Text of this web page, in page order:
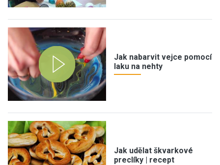
Jak nabarvit vejce pomocí
laku na nehty
Jak udělat škvarkové
preclíky | recept